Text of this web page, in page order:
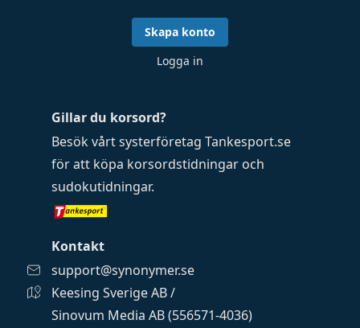
Gillar du korsord?
Besök vårt systerföretag Tankesport.se
för att köpa korsordstidningar och
sudokutidningar.
Kontakt
support@synonymer.se
Keesing Sverige AB /
Sinovum Media AB (556571-4036)
Skapa konto
Logga in